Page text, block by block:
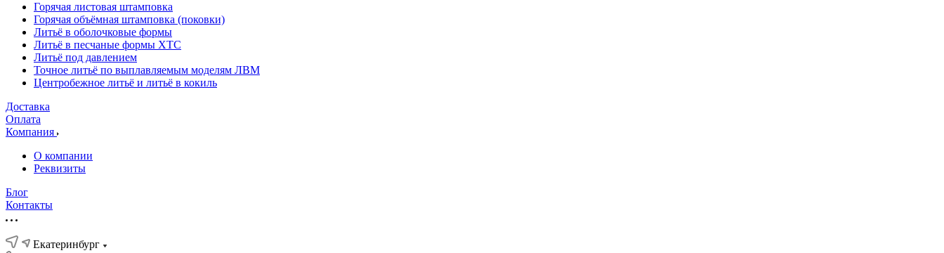
Горячая листовая штамповка
Горячая объёмная штамповка (поковки)
Литьё в оболочковые формы
Литьё в песчаные формы ХТС
Литьё под давлением
Точное литьё по выплавляемым моделям ЛВМ
Центробежное литьё и литьё в кокиль
Доставка
Оплата
Компания
О компании
Реквизиты
Блог
Контакты
Екатеринбург